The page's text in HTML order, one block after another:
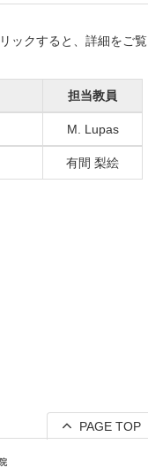
ックすると、詳細をご覧
担当教員
M. Lupas
有間 梨絵
PAGE TOP